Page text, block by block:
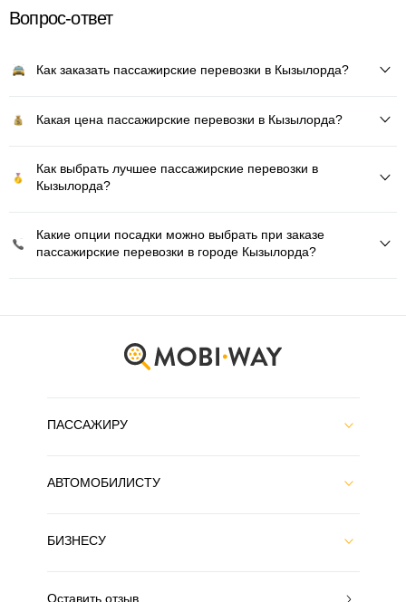
Вопрос-ответ
Как заказать пассажирские перевозки в Кызылорда?
Какая цена пассажирские перевозки в Кызылорда?
Как выбрать лучшее пассажирские перевозки в
Кызылорда?
Какие опции посадки можно выбрать при заказе
пассажирские перевозки в городе Кызылорда?
ПАССАЖИРУ
АВТОМОБИЛИСТУ
БИЗНЕСУ
Оставить отзыв